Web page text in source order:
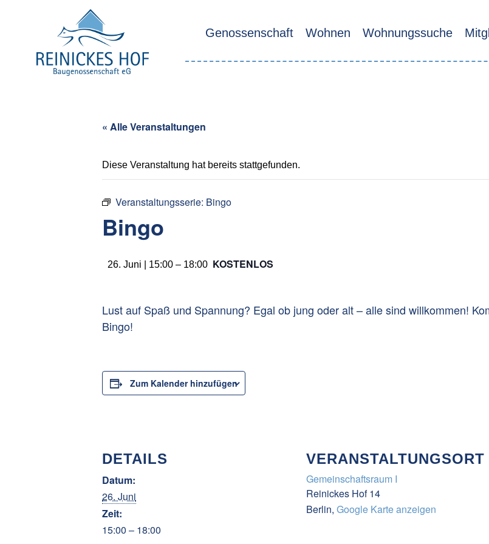
Genossenschaft Wohnen Wohnungssuche
« Alle Veranstaltungen
Diese Veranstaltung hat bereits stattgefunden.
Veranstaltungsserie: Bingo
Bingo
26. Juni | 15:00 – 18:00 KOSTENLOS
Lust auf Spaß und Spannung? Egal ob jung oder alt – alle sind willkommen!
Bingo!
Zum Kalender hinzufügen
DETAILS
Datum:
26. Juni
Zeit:
15:00 – 18:00
VERANSTALTUNGSORT
Gemeinschaftsraum I
Reinickes Hof 14
Berlin, Google Karte anzeigen